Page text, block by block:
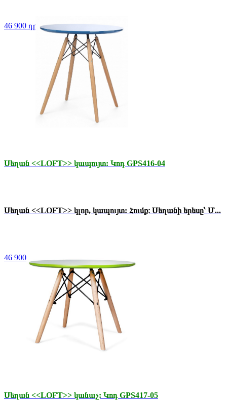
46 900 դր.
Սեղան <<LOFT>> կապույտ: Կոդ GPS416-04
Սեղան <<LOFT>> կլոր, կապույտ: Հումք։ Սեղանի երեսը՝ Մ...
46 900 դր.
Սեղան <<LOFT>> կանաչ: Կոդ GPS417-05